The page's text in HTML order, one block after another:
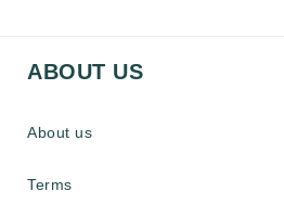
ABOUT US
About us
Terms